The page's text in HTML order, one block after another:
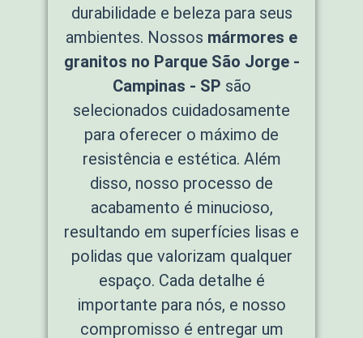
durabilidade e beleza para seus
ambientes. Nossos mármores e
granitos no Parque São Jorge -
Campinas - SP são
selecionados cuidadosamente
para oferecer o máximo de
resistência e estética. Além
disso, nosso processo de
acabamento é minucioso,
resultando em superfícies lisas e
polidas que valorizam qualquer
espaço. Cada detalhe é
importante para nós, e nosso
compromisso é entregar um